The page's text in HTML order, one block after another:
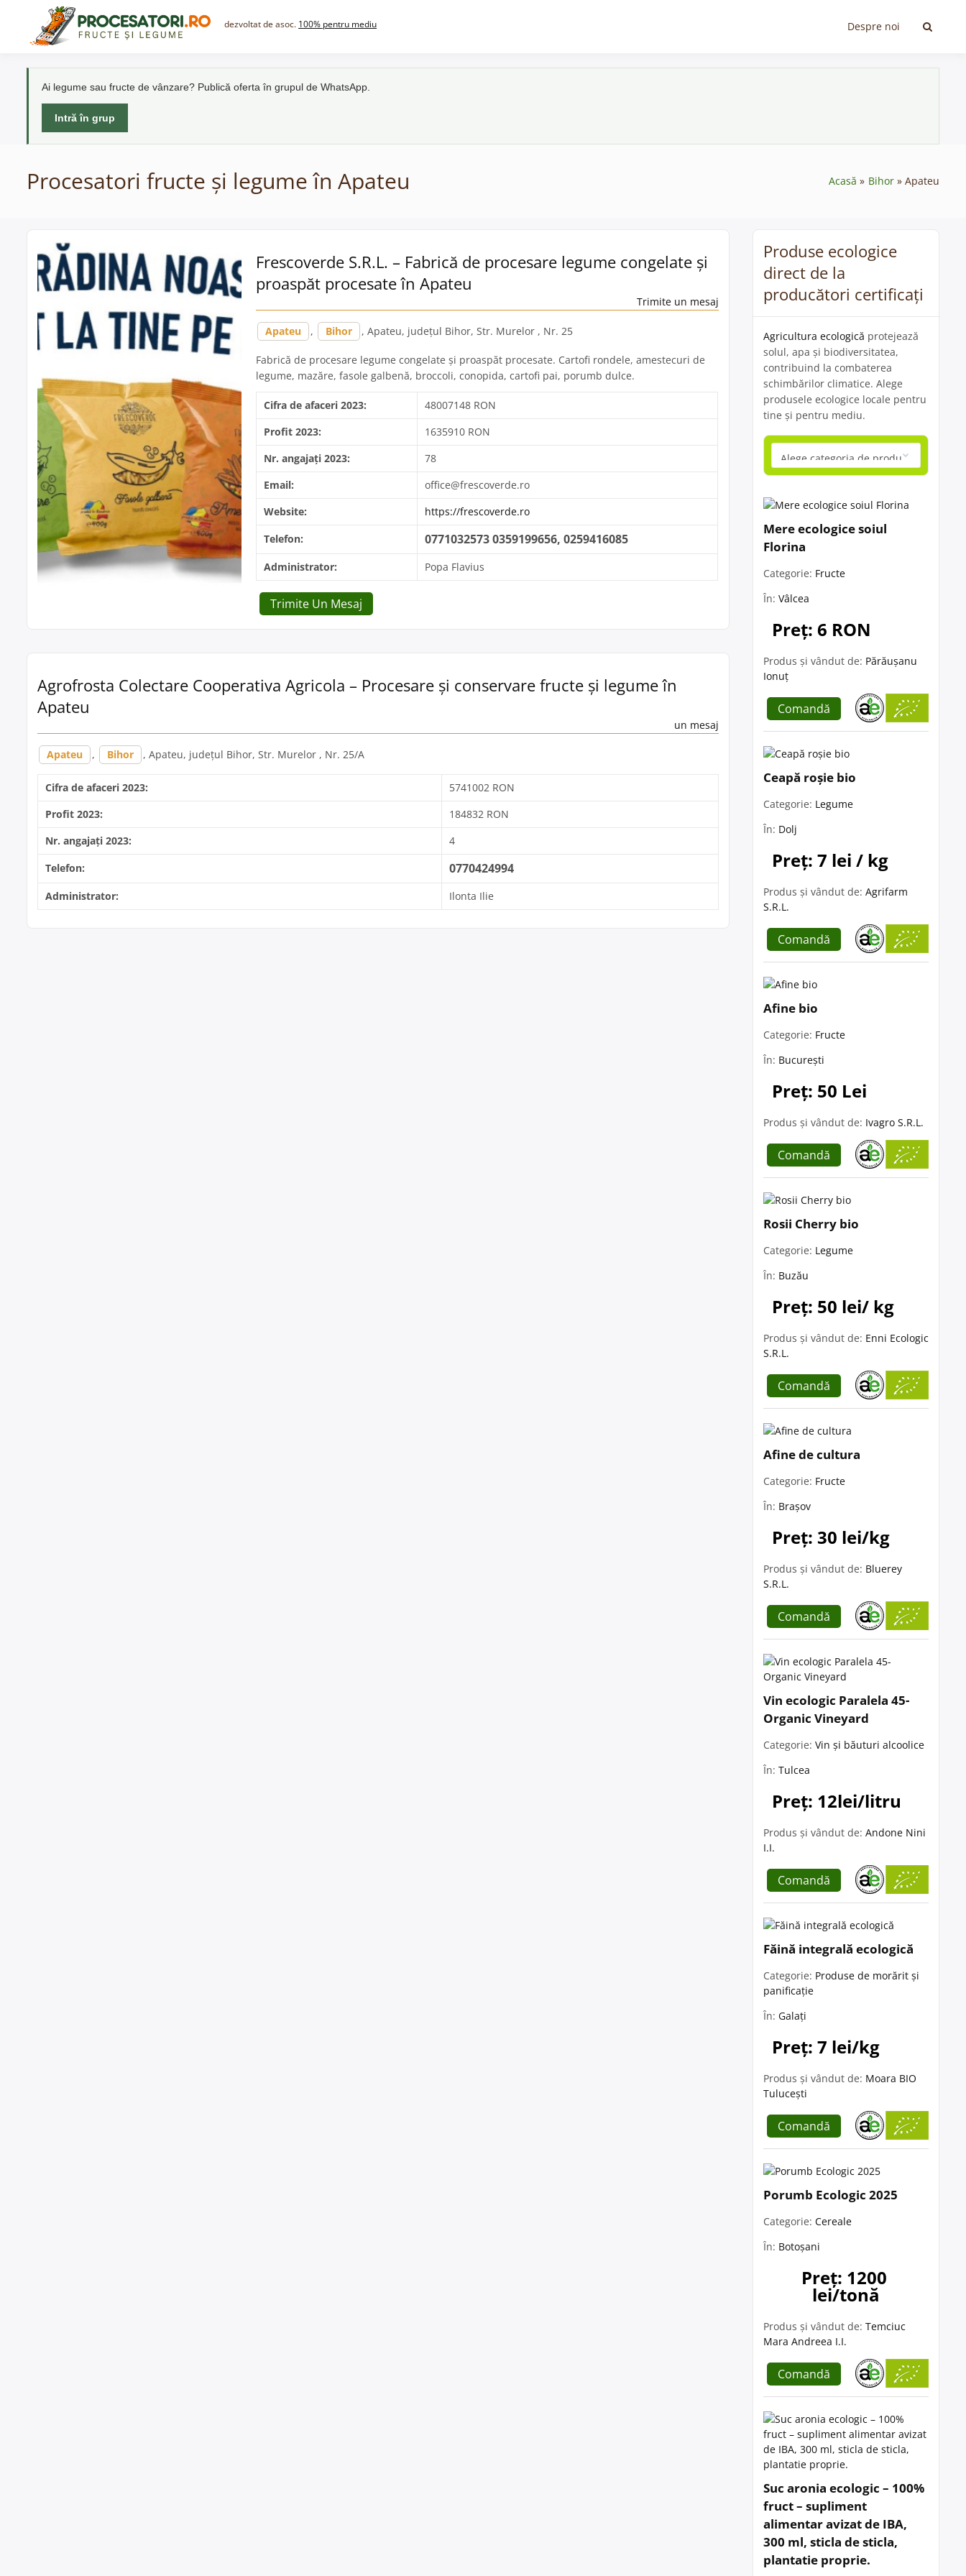
content
dezvoltat de asoc. 100% pentru mediu Despre noi
Ai legume sau fructe de vânzare? Publică oferta în grupul de WhatsApp.
Intră în grup
Procesatori fructe și legume în Apateu Acasă Bihor Apateu
Frescoverde S.R.L. – Fabrică de procesare legume congelate și
proaspăt procesate în Apateu
Trimite un mesaj
Apateu , Bihor , Apateu, județul Bihor, Str. Murelor , Nr. 25
Fabrică de procesare legume congelate și proaspăt procesate. Cartofi rondele, amestecuri de
legume, mazăre, fasole galbenă, broccoli, conopida, cartofi pai, porumb dulce.
Cifra de afaceri 2023:
48007148 RON
Profit 2023:
1635910 RON
Nr. angajați 2023:
78
Email:
office@frescoverde.ro
Website:
https://frescoverde.ro
Telefon:
0771032573 0359199656, 0259416085
Administrator: Popa Flavius
Trimite Un Mesaj
Agrofrosta Colectare Cooperativa Agricola – Procesare și conservare fructe și legume în
Apateu
un mesaj
Apateu , Bihor , Apateu, județul Bihor, Str. Murelor , Nr. 25/A
Cifra de afaceri 2023:
5741002 RON
Profit 2023:
184832 RON
Nr. angajați 2023:
4
Telefon:
0770424994
Administrator: Ilonta Ilie
Produse ecologice
direct de la
producători certificați
Agricultura ecologică protejează
solul, apa și biodiversitatea,
contribuind la combaterea
schimbărilor climatice. Alege
produsele ecologice locale pentru
tine și pentru mediu.
Mere ecologice soiul
Florina
Categorie: Fructe
În: Vâlcea
Preț: 6 RON
Produs și vândut de: Părăușanu
Ionuț
Comandă
Ceapă roșie bio
Categorie: Legume
În: Dolj
Preț: 7 lei / kg
Produs și vândut de: Agrifarm
S.R.L.
Comandă
Afine bio
Categorie: Fructe
În: București
Preț: 50 Lei
Produs și vândut de: Ivagro S.R.L.
Comandă
Rosii Cherry bio
Categorie: Legume
În: Buzău
Preț: 50 lei/ kg
Produs și vândut de: Enni Ecologic
S.R.L.
Comandă
Afine de cultura
Categorie: Fructe
În: Brașov
Preț: 30 lei/kg
Produs și vândut de: Bluerey
S.R.L.
Comandă
Vin ecologic Paralela 45-
Organic Vineyard
Categorie: Vin și băuturi alcoolice
În: Tulcea
Preț: 12lei/litru
Produs și vândut de: Andone Nini
I.I.
Comandă
Făină integrală ecologică
Categorie: Produse de morărit și
panificație
În: Galați
Preț: 7 lei/kg
Produs și vândut de: Moara BIO
Tulucești
Comandă
Porumb Ecologic 2025
Categorie: Cereale
În: Botoșani
Preț: 1200
lei/tonă
Produs și vândut de: Temciuc
Mara Andreea I.I.
Comandă
Suc aronia ecologic – 100%
fruct – supliment
alimentar avizat de IBA,
300 ml, sticla de sticla,
plantatie proprie.